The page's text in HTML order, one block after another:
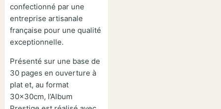
confectionné par une
entreprise artisanale
française pour une qualité
exceptionnelle.
Présenté sur une base de
30 pages en ouverture à
plat et, au format
30x30cm, l’Album